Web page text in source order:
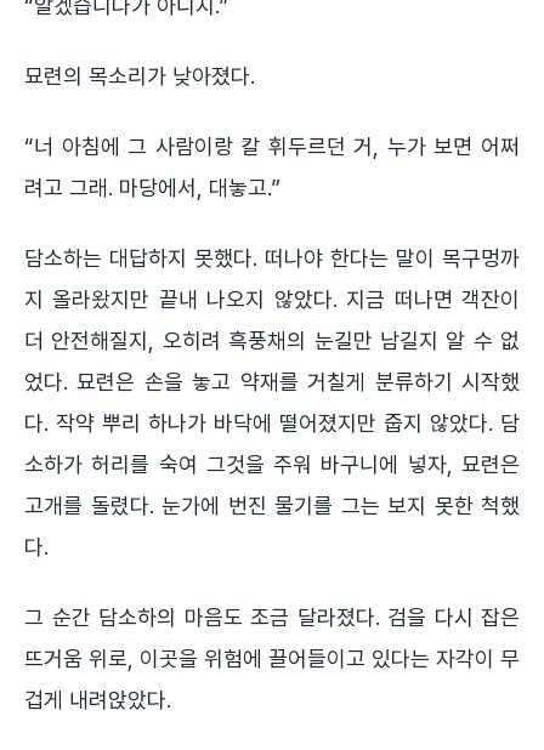
“알겠습니다가 아니지.”
묘련의 목소리가 낮아졌다.
“너 아침에 그 사람이랑 칼 휘두르던 거, 누가 보면 어쩌
려고 그래. 마당에서, 대놓고.”
담소하는 대답하지 못했다. 떠나야 한다는 말이 목구멍까
지 올라왔지만 끝내 나오지 않았다. 지금 떠나면 객잔이
더 안전해질지, 오히려 흑풍채의 눈길만 남길지 알 수 없
었다. 묘련은 손을 놓고 약재를 거칠게 분류하기 시작했
다. 작약 뿌리 하나가 바닥에 떨어졌지만 줍지 않았다. 담
소하가 허리를 숙여 그것을 주워 바구니에 넣자, 묘련은
고개를 돌렸다. 눈가에 번진 물기를 그는 보지 못한 척했
다.
그 순간 담소하의 마음도 조금 달라졌다. 검을 다시 잡은
뜨거움 위로, 이곳을 위험에 끌어들이고 있다는 자각이 무
겁게 내려앉았다.